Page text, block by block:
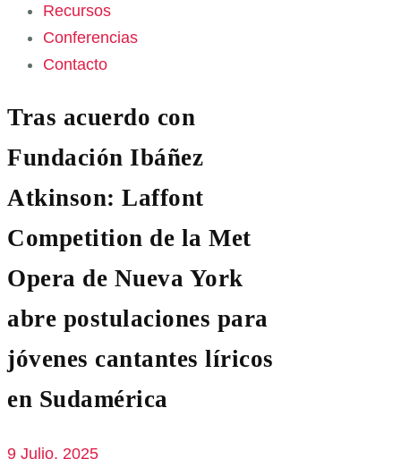
Recursos
Conferencias
Contacto
Tras acuerdo con
Fundación Ibáñez
Atkinson: Laffont
Competition de la Met
Opera de Nueva York
abre postulaciones para
jóvenes cantantes líricos
en Sudamérica
9 Julio, 2025